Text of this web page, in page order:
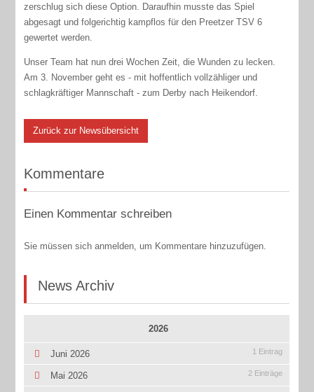
zerschlug sich diese Option. Daraufhin musste das Spiel
abgesagt und folgerichtig kampflos für den Preetzer TSV 6
gewertet werden.
Unser Team hat nun drei Wochen Zeit, die Wunden zu lecken.
Am 3. November geht es - mit hoffentlich vollzähliger und
schlagkräftiger Mannschaft - zum Derby nach Heikendorf.
Zurück zur Newsübersicht
Kommentare
Einen Kommentar schreiben
Sie müssen sich anmelden, um Kommentare hinzuzufügen.
News Archiv
2026
Juni 2026 1 Eintrag
Mai 2026 2 Einträge